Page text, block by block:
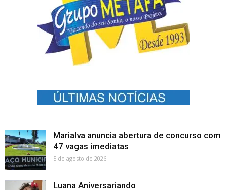
Marialva anuncia abertura de concurso com
47 vagas imediatas
5 de agosto de 2026
Luana Aniversariando